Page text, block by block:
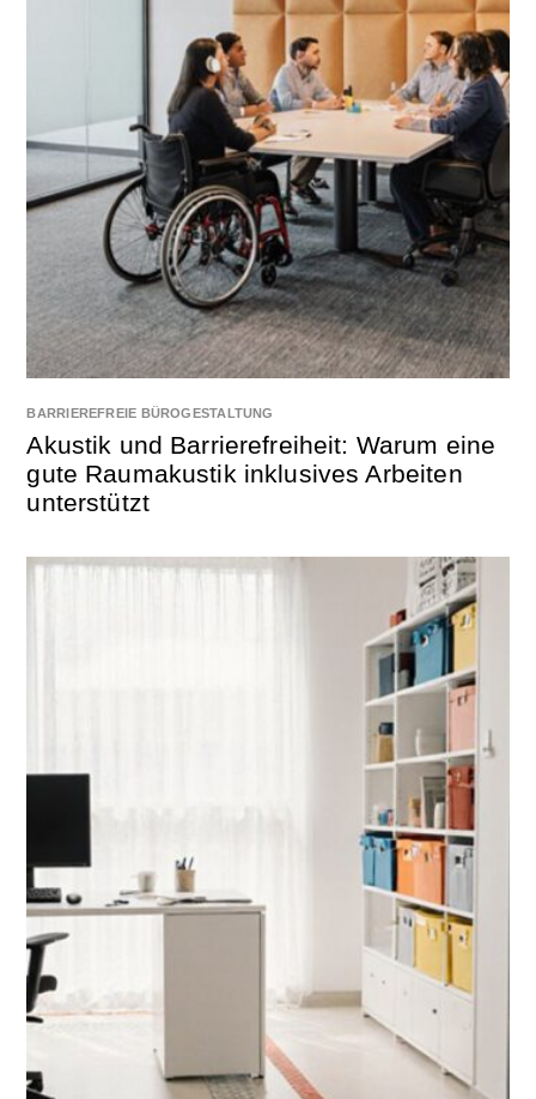
BARRIEREFREIE BÜROGESTALTUNG
Akustik und Barrierefreiheit: Warum eine
gute Raumakustik inklusives Arbeiten
unterstützt